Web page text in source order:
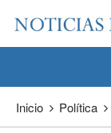
Pase a
Inicio Política